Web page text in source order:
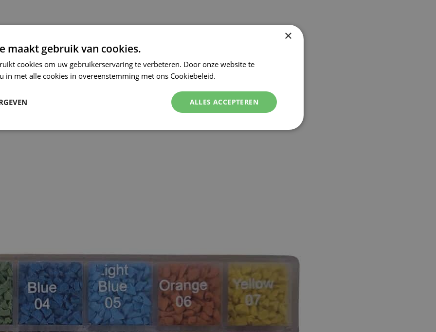
×
maakt gebruik van cookies.
cookies om uw gebruikerservaring te verbeteren. Door onze website te
in met alle cookies in overeenstemming met ons Cookiebeleid.
ALLES ACCEPTEREN